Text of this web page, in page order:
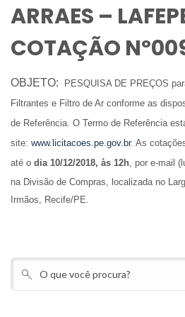
ARRAES –
COTAÇÃO
OBJETO:
PESQUISA DE PREÇOS
Filtrantes e Filtro de Ar conforme as
de Referência. O Termo de Referência
site: www.licitacoes.pe.gov.br. As
até o dia 10/12/2018, às 12h, por e-mail
na Divisão de Compras, localizada no
Irmãos, Recife/PE.